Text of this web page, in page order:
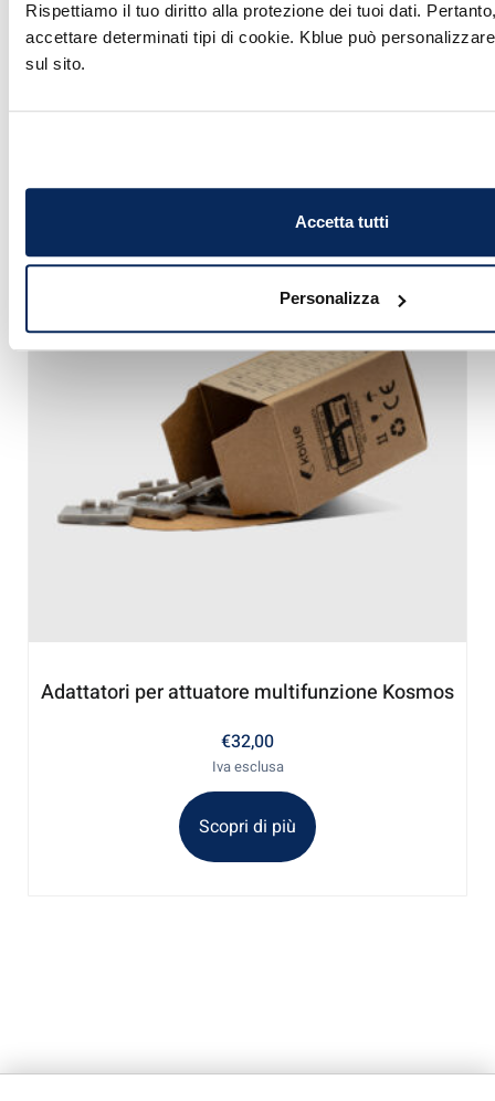
Rispettiamo il tuo diritto alla protezione dei tuoi dati.
accettare determinati tipi di cookie. Kblue può
sul sito.
Accetta tutti
Personalizza
Iva esclusa
Adattatori per attuatore multifunzione Kosmos
€32,00
Iva esclusa
Scopri di più